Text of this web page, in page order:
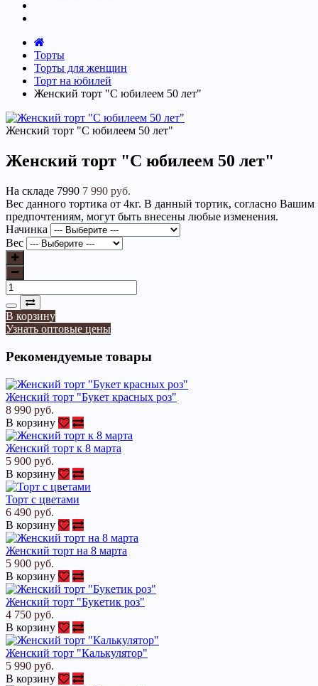
Торты
Торты для женщин
Торт на юбилей
Женский торт "С юбилеем 50 лет"
Женский торт "С юбилеем 50 лет"
Женский торт "С юбилеем 50 лет"
На складе 7990 7 990 руб.
Вес данного тортика от 4кг. В данный тортик, согласно Вашим
предпочтениям, могут быть внесены любые изменения.
Начинка
Вес
В корзину
Узнать оптовые цены
Рекомендуемые товары
Женский торт "Букет красных роз"
8 990 руб.
В корзину
Женский торт к 8 марта
5 900 руб.
В корзину
Торт с цветами
6 490 руб.
В корзину
Женский торт на 8 марта
5 900 руб.
В корзину
Женский торт "Букетик роз"
4 750 руб.
В корзину
Женский торт "Калькулятор"
5 990 руб.
В корзину